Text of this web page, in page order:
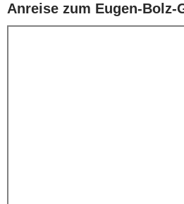
Anreise zum Eugen-Bolz-